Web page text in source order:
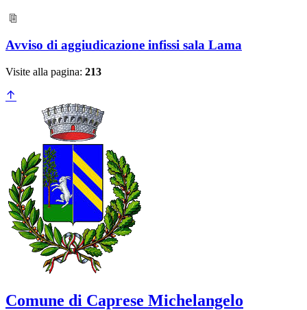
Avviso di aggiudicazione infissi sala Lama
Visite alla pagina: 213
Comune di Caprese Michelangelo